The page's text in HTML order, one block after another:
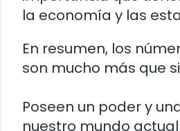
la economía y las
En resumen, los
son mucho más que
Poseen un poder y
nuestro mundo